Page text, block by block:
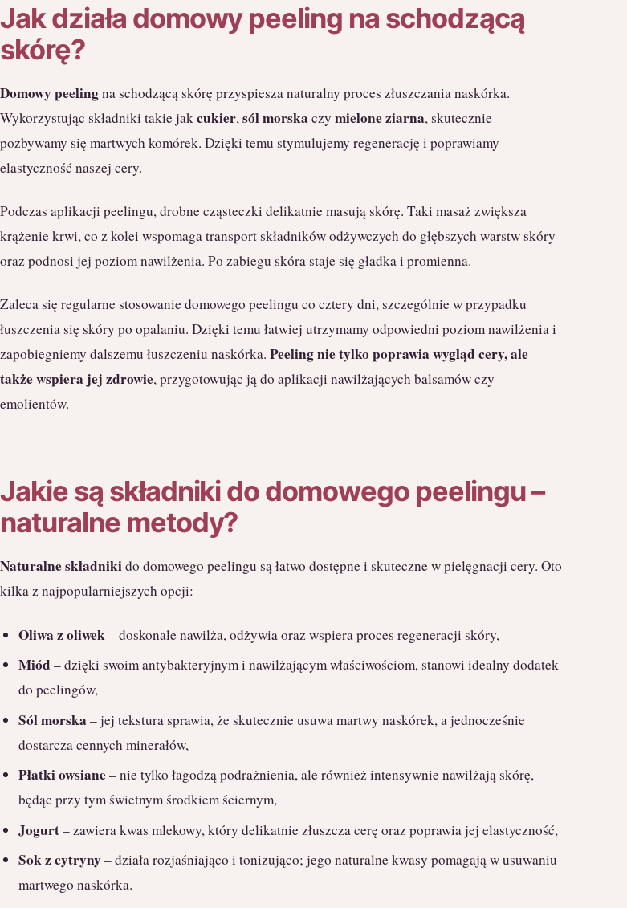
Jak działa domowy peeling na schodzącą
skórę?
Domowy peelingna schodzącą skórę przyspiesza naturalny proces złuszczania naskórka.
Wykorzystując składniki takie jakcukier,sól morska czy mielone ziarna, skutecznie
pozbywamy się martwych komórek. Dzięki temu stymulujemy regenerację i poprawiamy
elastyczność naszej cery.
Podczas aplikacji peelingu, drobne cząsteczki delikatnie masują skórę. Taki masaż zwiększa
krążenie krwi, co z kolei wspomaga transport składników odżywczych do głębszych warstw skóry
oraz podnosi jej poziom nawilżenia. Po zabiegu skóra staje się gładka i promienna.
Zaleca się regularne stosowanie domowego peelingu co cztery dni, szczególnie w przypadku
łuszczenia się skóry po opalaniu. Dzięki temu łatwiej utrzymamy odpowiedni poziom nawilżenia i
zapobiegniemy dalszemu łuszczeniu naskórka. Peeling nie tylko poprawia wygląd cery, ale
także wspiera jej zdrowie, przygotowując ją do aplikacji nawilżających balsamów czy
emolientów.
Jakie są składniki do domowego peelingu –
naturalne metody?
Naturalne składnikido domowego peelingu są łatwo dostępne i skuteczne w pielęgnacji cery. Oto
kilka z najpopularniejszych opcji:
Oliwa z oliwek– doskonale nawilża, odżywia oraz wspiera proces regeneracji skóry,
Miód – dzięki swoim antybakteryjnym i nawilżającym właściwościom, stanowi idealny dodatek
do peelingów,
Sól morska – jej tekstura sprawia, że skutecznie usuwa martwy naskórek, a jednocześnie
dostarcza cennych minerałów,
Płatki owsiane– nie tylko łagodzą podrażnienia, ale również intensywnie nawilżają skórę,
będąc przy tym świetnym środkiem ściernym,
Jogurt– zawiera kwas mlekowy, który delikatnie złuszcza cerę oraz poprawia jej elastyczność,
Sok z cytryny– działa rozjaśniająco i tonizująco; jego naturalne kwasy pomagają w usuwaniu
martwego naskórka.